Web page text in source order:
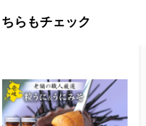
らもチェック